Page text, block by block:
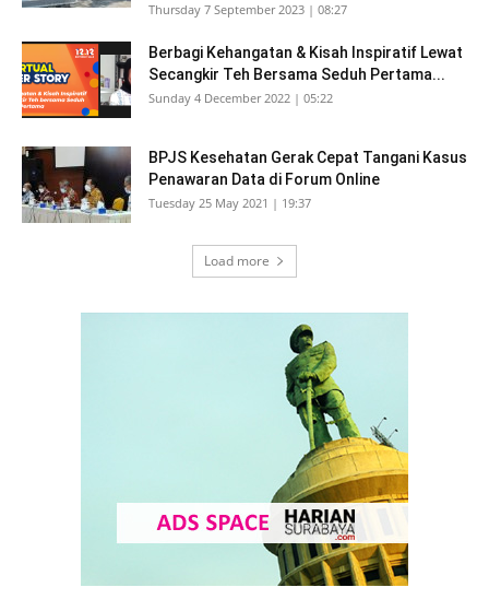
Thursday 7 September 2023 | 08:27
Berbagi Kehangatan & Kisah Inspiratif Lewat
Secangkir Teh Bersama Seduh Pertama...
Sunday 4 December 2022 | 05:22
BPJS Kesehatan Gerak Cepat Tangani Kasus
Penawaran Data di Forum Online
Tuesday 25 May 2021 | 19:37
Load more